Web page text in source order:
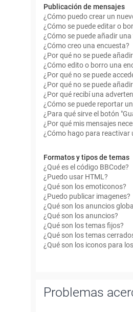
Publicación de mensajes
¿Cómo puedo crear un
¿Cómo se puede editar o
¿Cómo se puede añadir
¿Cómo creo una encuesta?
¿Por qué no se puede
¿Cómo edito o borro una
¿Por qué no se puede
¿Por qué no se puede
¿Por qué recibí una
¿Cómo se puede reportar
¿Para qué sirve el botón
¿Por qué mis mensajes
¿Cómo hago para reactivar
Formatos y tipos de temas
¿Qué es el código BBCode?
¿Puedo usar HTML?
¿Qué son los emoticonos?
¿Puedo publicar imagenes?
¿Qué son los anuncios
¿Qué son los anuncios?
¿Qué son los temas fijos?
¿Qué son los temas
¿Qué son los iconos para
Problemas